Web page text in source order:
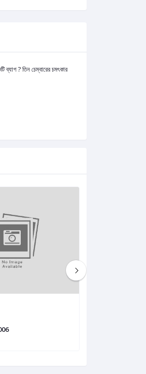
? তিন চেম্বারের চমৎকার